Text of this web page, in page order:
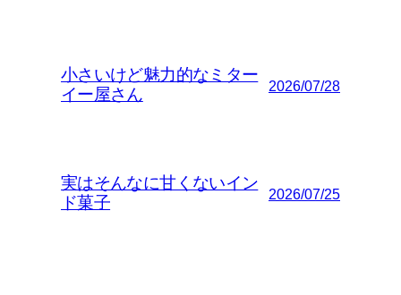
小さいけど魅力的なミター
イー屋さん
2026/07/28
実はそんなに甘くないイン
ド菓子
2026/07/25